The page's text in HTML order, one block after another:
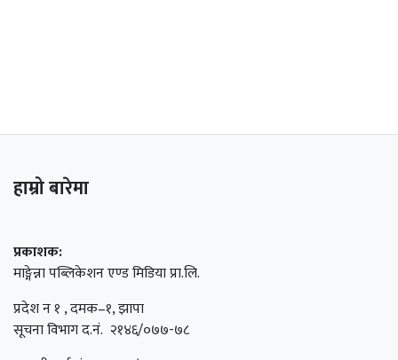
हाम्रो बारेमा
प्रकाशक:
माङ्गेन्ना पब्लिकेशन एण्ड मिडिया प्रा.लि.
प्रदेश न १ , दमक–१, झापा
सूचना विभाग द.नं. २१४६/०७७-७८